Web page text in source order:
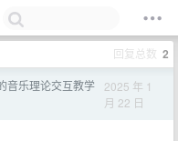
回复总数 2
音乐理论交互教学
2025 年 1
月 22 日